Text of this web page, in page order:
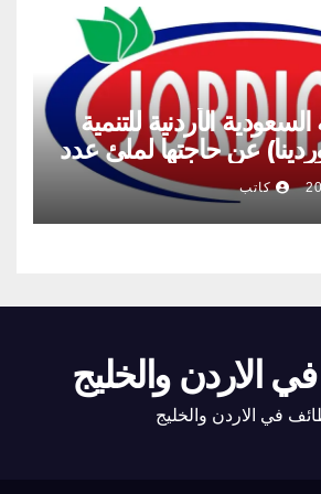
الأردنية للتنمية
عن حاجتها لملئ عدد
كاتب
الاردن والخليج
في الاردن والخليج